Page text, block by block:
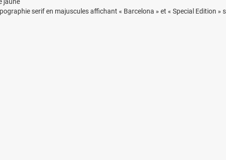
serif en majuscules affichant « Barcelona » et « Special Edition »